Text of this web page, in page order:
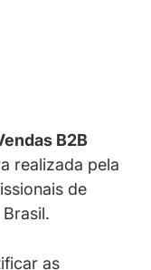
B2B
realizada pela
de
as